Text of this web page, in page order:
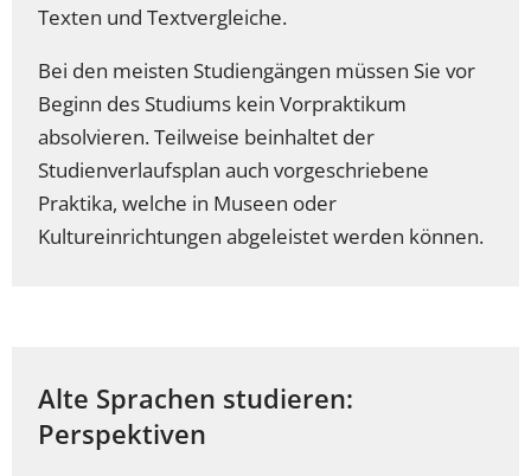
Texten und Textvergleiche.
Bei den meisten Studiengängen müssen Sie vor
Beginn des Studiums kein Vorpraktikum
absolvieren. Teilweise beinhaltet der
Studienverlaufsplan auch vorgeschriebene
Praktika, welche in Museen oder
Kultureinrichtungen abgeleistet werden können.
Alte Sprachen studieren:
Perspektiven